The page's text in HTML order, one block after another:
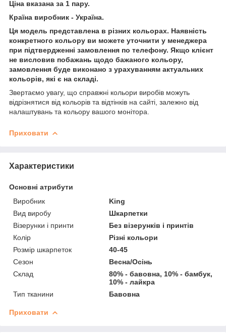
Ціна вказана за 1 пару.
Країна виробник - Україна.
Ця модель представлена в різних кольорах. Наявність
конкретного кольору ви можете уточнити у менеджера
при підтвердженні замовлення по телефону. Якщо клієнт
не висловив побажань щодо бажаного кольору,
замовлення буде виконано з урахуванням актуальних
кольорів, які є на складі.
Звертаємо увагу, що справжні кольори виробів можуть
відрізнятися від кольорів та відтінків на сайті, залежно від
налаштувань та кольору вашого монітора.
Приховати
Характеристики
Основні атрибути
Виробник
King
Вид виробу
Шкарпетки
Візерунки і принти
Без візерунків і принтів
Колір
Різні кольори
Розмір шкарпеток
40-45
Сезон
Весна/Осінь
Склад
80% - бавовна, 10% - бамбук,
10% - лайкра
Тип тканини
Бавовна
Приховати